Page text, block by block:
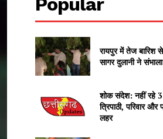
रायपुर में तेज बारिश
सागर दुलानी ने संभाला
शोक संदेश: नहीं रहे
त्रिपाठी, परिवार और
लहर